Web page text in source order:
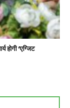
‘एग्जिट